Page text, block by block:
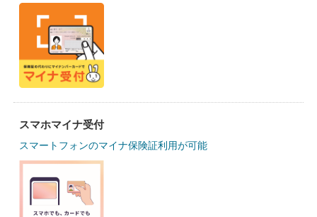
スマホマイナ受付
スマートフォンのマイナ保険証利用が可能